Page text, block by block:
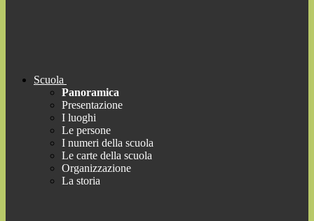
Scuola
Panoramica
Presentazione
I luoghi
Le persone
I numeri della scuola
Le carte della scuola
Organizzazione
La storia